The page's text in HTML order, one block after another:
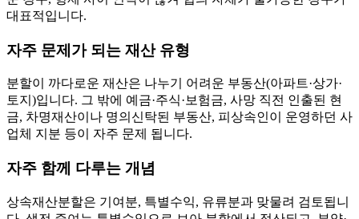
대표적입니다.
자주 문제가 되는 재산 유형
분할이 까다로운 재산은 나누기 어려운 부동산(아파트·상가·
토지)입니다. 그 밖에 예금·주식·보험금, 사망 직전 인출된 현
금, 차명재산이나 명의신탁된 부동산, 피상속인이 운영하던 사
업체 지분 등이 자주 문제 됩니다.
자주 함께 다루는 개념
상속재산분할은 기여분, 특별수익, 유류분과 맞물려 검토됩니